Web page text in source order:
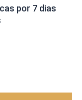
por 7 dias